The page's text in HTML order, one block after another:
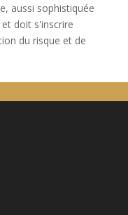
aussi sophistiquée
doit s'inscrire
du risque et de